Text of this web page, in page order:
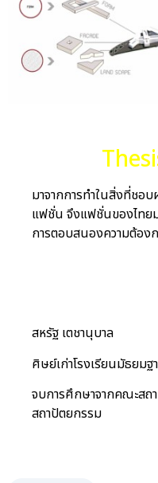
มาจากการทำในสิ่งที่ชอ
แฟชั่น จึงแฟชั่นของไทย
การตอบสนองความต้อง
สหรัฐ เตชานุบาล
ศิษย์เก่าโรงเรียนมัธยม
จบการศึกษาจากคณะสถ
สถาปัตยกรรม